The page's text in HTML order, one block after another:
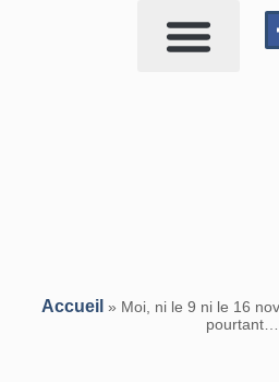
Accueil » Moi, ni le 9 ni le 16
pourtant….